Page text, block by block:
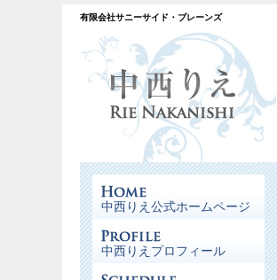
有限会社サニーサイド・ブレーンズ
中西りえ公式ホームページ
中西りえプロフィール